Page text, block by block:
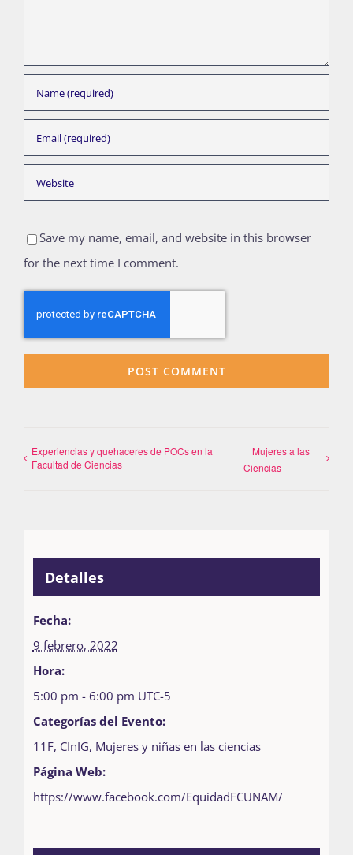
Save my name, email, and website in this browser
for the next time I comment.
Experiencias y quehaceres de POCs en la
Facultad de Ciencias
Mujeres a las
Ciencias
Detalles
Fecha:
9 febrero, 2022
Hora:
5:00 pm - 6:00 pm UTC-5
Categorías del Evento:
11F, CInIG, Mujeres y niñas en las ciencias
Página Web:
https://www.facebook.com/EquidadFCUNAM/